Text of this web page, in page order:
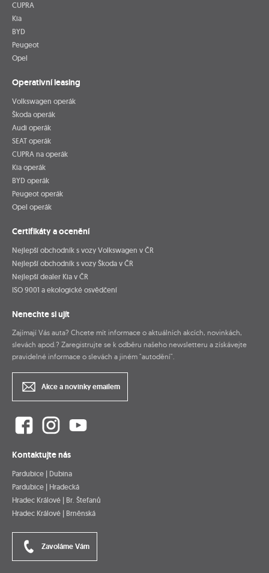
CUPRA
Kia
BYD
Peugeot
Opel
Operativní leasing
Volkswagen operák
Škoda operák
Audi operák
SEAT operák
CUPRA na operák
Kia operák
BYD operák
Peugeot operák
Opel operák
Certifikáty a ocenění
Nejlepší obchodník s vozy Volkswagen v ČR
Nejlepší obchodník s vozy Škoda v ČR
Nejlepší dealer Kia v ČR
ISO 9001 a ekologické osvědčení
Nenechte si ujít
Zajímají Vás auta? Chcete mít informace o aktuálních akcích, novinkách,
slevách apod.? Zaregistrujte se k odběru našeho newsletteru a získávejte
pravidelné informace o slevách a jiném "autodění".
Akce a novinky emailem
Kontaktujte nás
Pardubice | Dubina
Pardubice | Hradecká
Hradec Králové | Br. Štefanů
Hradec Králové | Brněnská
Zavoláme Vám